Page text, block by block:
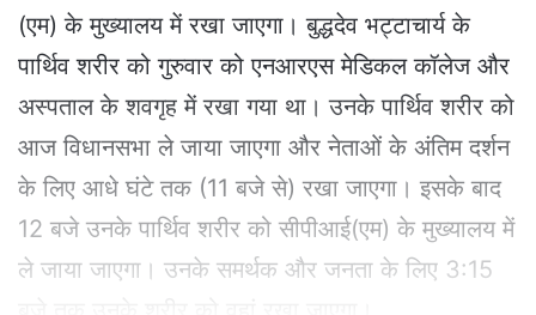
i
(एम) के मुख्यालय में रखा जाएगा। बुद्धदेव भट्टाचार्य के
पार्थिव शरीर को गुरुवार को एनआरएस मेडिकल कॉलेज और
अस्पताल के शवगृह में रखा गया था। उनके पार्थिव शरीर को
आज विधानसभा ले जाया जाएगा और नेताओं के अंतिम दर्शन
के लिए आधे घंटे तक (11 बजे से) रखा जाएगा। इसके बाद
12 बजे उनके पार्थिव शरीर को सीपीआई(एम) के मुख्यालय में
ले जाया जाएगा। उनके समर्थक और जनता के लिए 3:15